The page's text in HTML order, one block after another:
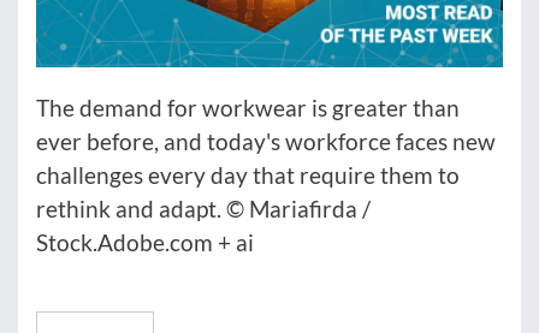
The demand for workwear is greater than
ever before, and today's workforce faces new
challenges every day that require them to
rethink and adapt. © Mariafirda /
Stock.Adobe.com + ai